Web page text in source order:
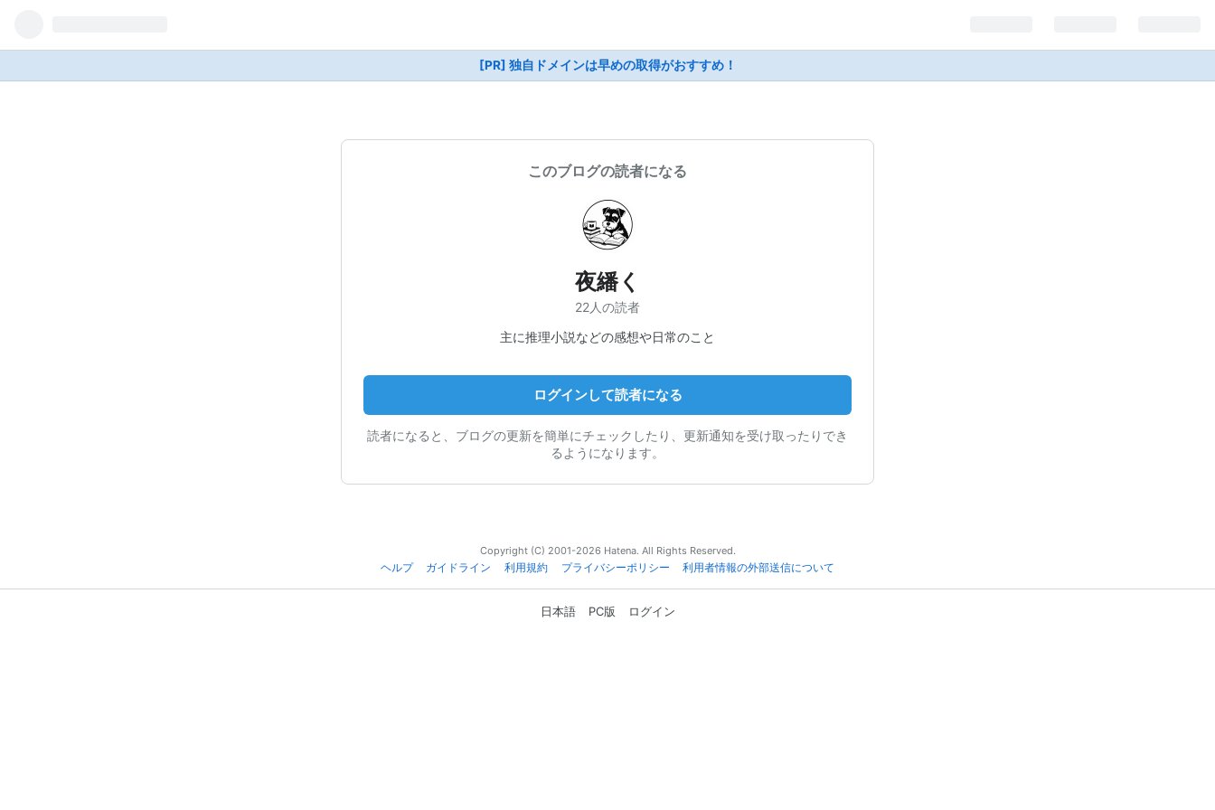
[PR] 独自ドメインは早めの取得がおすすめ！
このブログの読者になる
夜繙く
22人の読者
主に推理小説などの感想や日常のこと
ログインして読者になる
読者になると、ブログの更新を簡単にチェックしたり、更新通知を受け取ったりでき
るようになります。
Copyright (C) 2001-2026 Hatena. All Rights Reserved.
ヘルプ
ガイドライン 利用規約 プライバシーポリシー 利用者情報の外部送信について
日本語 PC版 ログイン